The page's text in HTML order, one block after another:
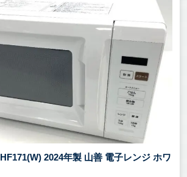
2024年製 山善 電子レンジ ホワ